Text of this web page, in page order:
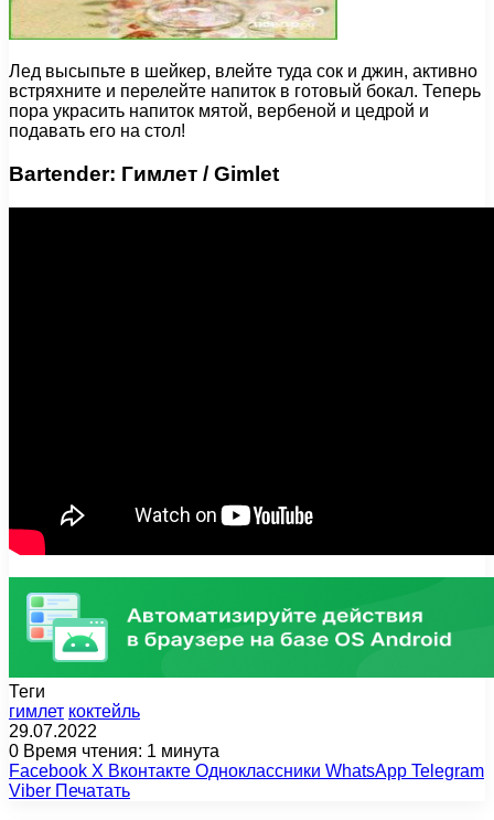
Лед высыпьте в шейкер, влейте туда сок и джин, активно
встряхните и перелейте напиток в готовый бокал. Теперь
пора украсить напиток мятой, вербеной и цедрой и
подавать его на стол!
Bartender: Гимлет / Gimlet
Теги
гимлет коктейль
29.07.2022
0 Время чтения: 1 минута
Facebook X Вконтакте Одноклассники WhatsApp Telegram
Viber Печатать